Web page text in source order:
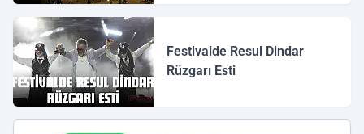
Festivalde Resul Dindar
Rüzgarı Esti